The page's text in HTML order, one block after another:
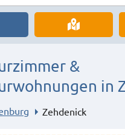
&
in
Zehdenick